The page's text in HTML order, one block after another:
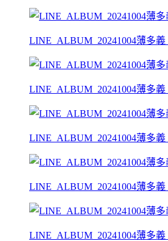
LINE_ALBUM_20241004薄多義
LINE_ALBUM_20241004薄多義
LINE_ALBUM_20241004薄多義
LINE_ALBUM_20241004薄多義
LINE_ALBUM_20241004薄多義